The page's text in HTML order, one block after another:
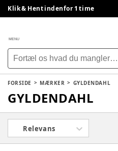
Klik & Hent indenfor 1 time
MENU
FORSIDE MÆRKER GYLDENDAHL
GYLDENDAHL
Relevans